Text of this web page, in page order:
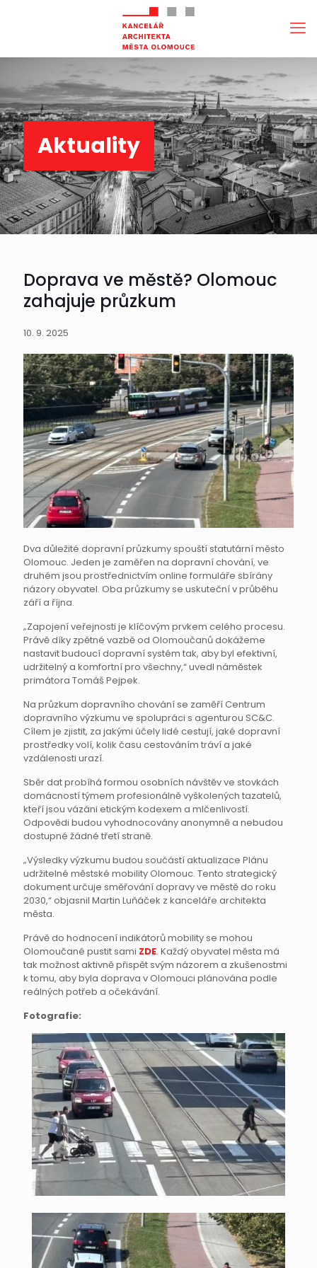
Aktuality
Doprava ve městě? Olomouc
zahajuje průzkum
10. 9. 2025
Dva důležité dopravní průzkumy spouští statutární město
Olomouc. Jeden je zaměřen na dopravní chování, ve
druhém jsou prostřednictvím online formuláře sbírány
názory obyvatel. Oba průzkumy se uskuteční v průběhu
září a října.
„Zapojení veřejnosti je klíčovým prvkem celého procesu.
Právě díky zpětné vazbě od Olomoučanů dokážeme
nastavit budoucí dopravní systém tak, aby byl efektivní,
udržitelný a komfortní pro všechny,“ uvedl náměstek
primátora Tomáš Pejpek.
Na průzkum dopravního chování se zaměří Centrum
dopravního výzkumu ve spolupráci s agenturou SC&C.
Cílem je zjistit, za jakými účely lidé cestují, jaké dopravní
prostředky volí, kolik času cestováním tráví a jaké
vzdálenosti urazí.
Sběr dat probíhá formou osobních návštěv ve stovkách
domácností týmem profesionálně vyškolených tazatelů,
kteří jsou vázáni etickým kodexem a mlčenlivostí.
Odpovědi budou vyhodnocovány anonymně a nebudou
dostupné žádné třetí straně.
„Výsledky výzkumu budou součástí aktualizace Plánu
udržitelné městské mobility Olomouc. Tento strategický
dokument určuje směřování dopravy ve městě do roku
2030,“ objasnil Martin Luňáček z kanceláře architekta
města.
Právě do hodnocení indikátorů mobility se mohou
Olomoučané pustit sami ZDE. Každý obyvatel města má
tak možnost aktivně přispět svým názorem a zkušenostmi
k tomu, aby byla doprava v Olomouci plánována podle
reálných potřeb a očekávání.
Fotografie: